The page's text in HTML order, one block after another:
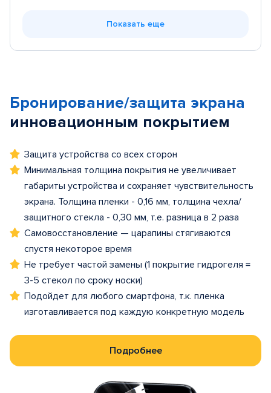
Показать еще
Бронирование/защита экрана
инновационным покрытием
Защита устройства со всех сторон
Минимальная толщина покрытия не увеличивает
габариты устройства и сохраняет чувствительность
экрана. Толщина пленки - 0,16 мм, толщина чехла/
защитного стекла - 0,30 мм, т.е. разница в 2 раза
Самовосстановление — царапины стягиваются
спустя некоторое время
Не требует частой замены (1 покрытие гидрогеля =
3-5 стекол по сроку носки)
Подойдет для любого смартфона, т.к. пленка
изготавливается под каждую конкретную модель
Подробнее